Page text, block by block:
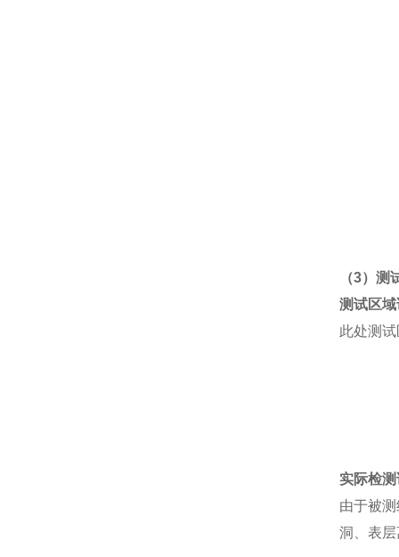
（3）测
测试区
此处测
实际检
由于被
洞、表